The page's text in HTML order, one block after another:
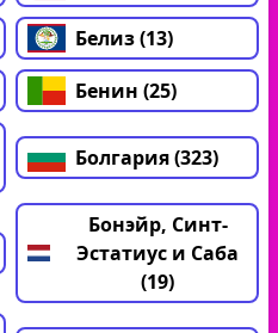
Белиз (13)
Бенин (25)
Болгария (323)
Бонэйр, Синт-
Эстатиус и Саба
(19)